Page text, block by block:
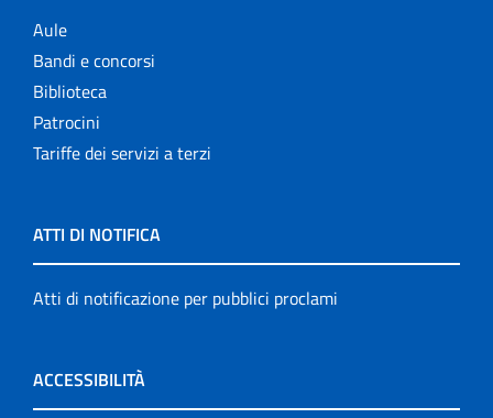
Aule
Bandi e concorsi
Biblioteca
Patrocini
Tariffe dei servizi a terzi
ATTI DI NOTIFICA
Atti di notificazione per pubblici proclami
ACCESSIBILITÀ